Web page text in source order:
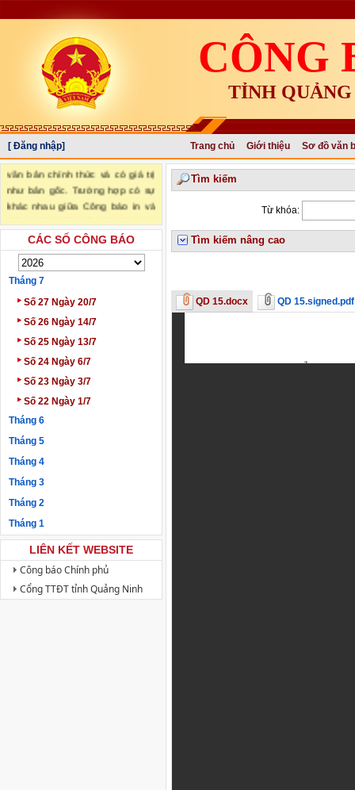
CÔNG
TỈNH
[ Đăng nhập] Trang chủ Giới thiệu
Sơ đồ văn
"Văn bản đăng trên Công báo là
văn bản chính thức và có giá trị
như bản gốc. Trường hợp có sự
khác nhau giữa Công báo in và
Công báo in làm căn cứ chính
thức." (trích Nghị định số
34/2016/NĐ-CP ngày 14/05/2016
của Chính phủ)
CÁC SỐ CÔNG BÁO
Tháng 7
‣ Số 27 Ngày 20/7
‣ Số 26 Ngày 14/7
‣ Số 25 Ngày 13/7
‣ Số 24 Ngày 6/7
‣ Số 23 Ngày 3/7
‣ Số 22 Ngày 1/7
Tháng 6
Tháng 5
Tháng 4
Tháng 3
Tháng 2
Tháng 1
LIÊN KẾT WEBSITE
Công báo Chính phủ
Cổng TTĐT tỉnh Quảng Ninh
Tìm kiếm
Từ khóa:
Tìm kiếm nâng cao
QD 15.docx QD 15.signed.pdf